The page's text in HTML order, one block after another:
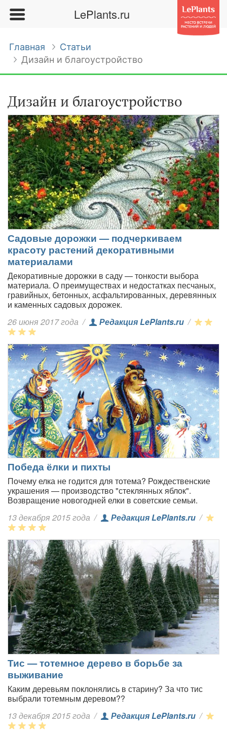
LePlants.ru
Главная
Статьи
Дизайн и благоустройство
Дизайн и благоустройство
Садовые дорожки — подчеркиваем
красоту растений декоративными
материалами
Декоративные дорожки в саду — тонкости выбора
материала. О преимуществах и недостатках песчаных,
гравийных, бетонных, асфальтированных, деревянных
и каменных садовых дорожек.
26 июня 2017 года / Редакция LePlants.ru /
Победа ёлки и пихты
Почему елка не годится для тотема? Рождественские
украшения — производство "стеклянных яблок".
Возвращение новогодней елки в советские семьи.
13 декабря 2015 года / Редакция LePlants.ru /
Тис — тотемное дерево в борьбе за
выживание
Каким деревьям поклонялись в старину? За что тис
выбрали тотемным деревом??
13 декабря 2015 года / Редакция LePlants.ru /